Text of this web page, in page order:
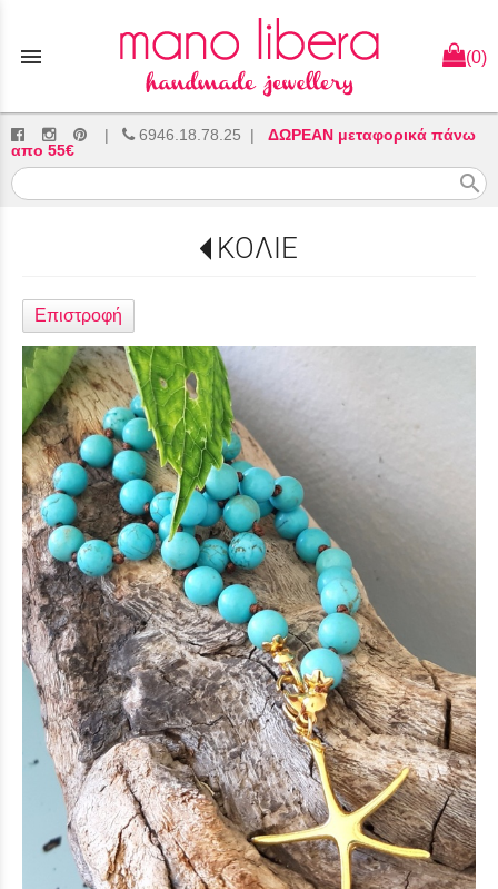
menu (0)
| 6946.18.78.25 | ΔΩΡΕΑΝ μεταφορικά πάνω
απο 55€
search
ΚΟΛΙΕ
Επιστροφή